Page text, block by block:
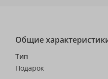
Общие
Тип
Подарок